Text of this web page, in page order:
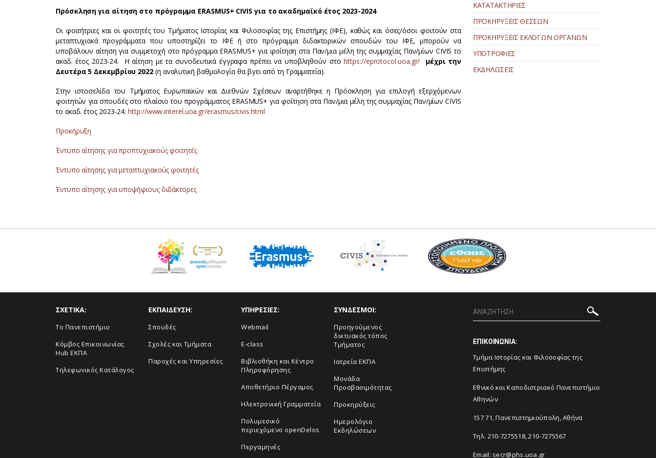
Πρόσκληση για αίτηση στο πρόγραμμα ERASMUS+ CIVIS για το ακαδημαϊκό έτος 2023-2024
Οι φοιτήτριες και οι φοιτητές του Τμήματος Ιστορίας και Φιλοσοφίας της Επιστήμης (ΙΦΕ), καθώς και όσες/όσοι φοιτούν στα
μεταπτυχιακά προγράμματα που υποστηρίζει το ΙΦΕ ή στο πρόγραμμα διδακτορικών σπουδών του ΙΦΕ, μπορούν να
υποβάλουν αίτηση για συμμετοχή στο πρόγραμμα ERASMUS+ για φοίτηση στα Παν/μια μέλη της συμμαχίας Παν/μίων CIVIS το
ακαδ. έτος 2023-24. Η αίτηση με τα συνοδευτικά έγγραφα πρέπει να υποβληθούν στοhttps://eprotocol.uoa.gr/
μέχρι την
Δευτέρα 5 Δεκεμβρίου 2022 (η αναλυτική βαθμολογία θα βγει από τη Γραμματεία).
Στην ιστοσελίδα του Τμήματος Ευρωπαϊκών και Διεθνών Σχέσεων αναρτήθηκε η Πρόσκληση για επιλογή εξερχόμενων
φοιτητών για σπουδές στο πλαίσιο του προγράμματος ERASMUS+ για φοίτηση στα Παν/μια μέλη της συμμαχίας Παν/μίων CIVIS
το ακαδ. έτος 2023-24:http://www.interel.uoa.gr/erasmus/civis.html
Προκήρυξη
Έντυπο αίτησης για προπτυχιακούς φοιτητές
Έντυπο αίτησης για μεταπτυχιακούς φοιτητές
Έντυπο αίτησης για υποψήφιους διδάκτορες
ΚΑΤΑΤΑΚΤΗΡΙΕΣ
ΠΡΟΚΗΡΥΞΕΙΣ ΘΕΣΕΩΝ
ΠΡΟΚΗΡΥΞΕΙΣ ΕΚΛΟΓΩΝ ΟΡΓΑΝΩΝ
ΥΠΟΤΡΟΦΙΕΣ
ΕΚΔΗΛΩΣΕΙΣ
ΣΧΕΤΙΚΑ:
Το Πανεπιστήμιο
Κόμβος Επικοινωνίας
Hub ΕΚΠΑ
Τηλεφωνικός Κατάλογος
ΕΚΠΑΙΔΕΥΣΗ:
Σπουδές
Σχολές και Τμήματα
Παροχές και Υπηρεσίες
ΥΠΗΡΕΣΙΕΣ:
Webmail
E-class
Βιβλιοθήκη και Κέντρο
Πληροφόρησης
Αποθετήριο Πέργαμος
Ηλεκτρονική Γραμματεία
Πολυμεσικό
περιεχόμενο openDelos
Περγαμηνές
ΣΥΝΔΕΣΜΟΙ:
Προηγούμενος
δικτυακός τόπος
Τμήματος
Ιατρεία ΕΚΠΑ
Μονάδα
Προσβασιμότητας
Προκηρύξεις
Ημερολόγιο
Εκδηλώσεων
ΕΠΙΚΟΙΝΩΝΙΑ:
Τμήμα Ιστορίας και Φιλοσοφίας της
Επιστήμης
Εθνικό και Καποδιστριακό Πανεπιστήμιο
Αθηνών
157 71, Πανεπιστημιούπολη, Αθήνα
Τηλ. 210-7275518, 210-7275567
Email: secr@phs.uoa.gr